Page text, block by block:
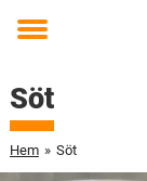
Toggle
Söt
Hem » Söt